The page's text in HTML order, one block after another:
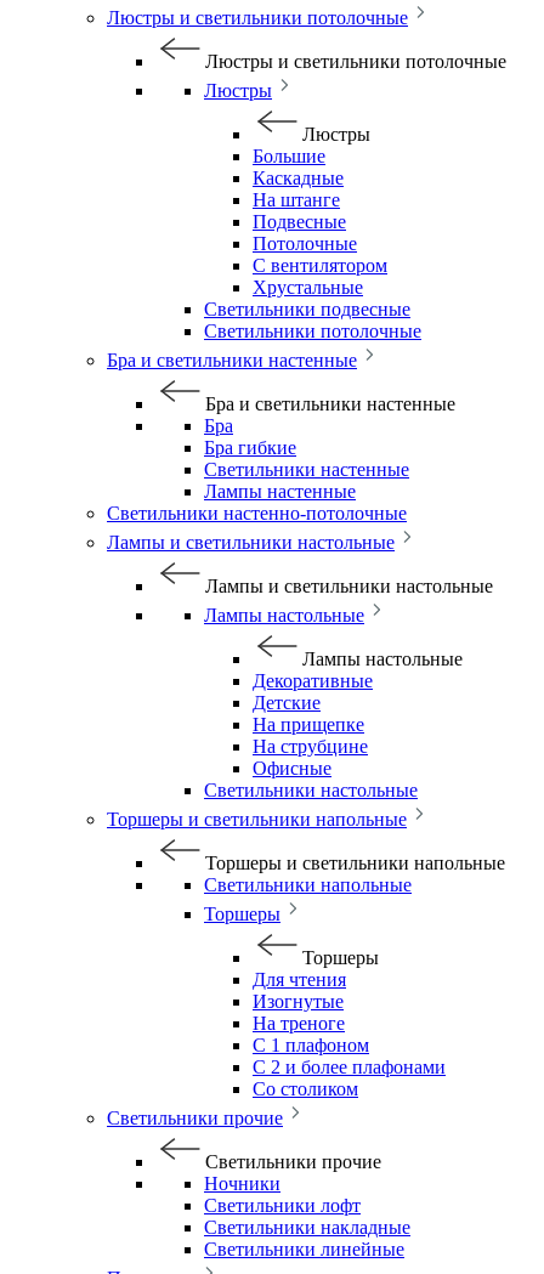
Люстры и светильники потолочные
Люстры и светильники потолочные
Люстры
Люстры
Большие
Каскадные
На штанге
Подвесные
Потолочные
С вентилятором
Хрустальные
Светильники подвесные
Светильники потолочные
Бра и светильники настенные
Бра и светильники настенные
Бра
Бра гибкие
Светильники настенные
Лампы настенные
Светильники настенно-потолочные
Лампы и светильники настольные
Лампы и светильники настольные
Лампы настольные
Лампы настольные
Декоративные
Детские
На прищепке
На струбцине
Офисные
Светильники настольные
Торшеры и светильники напольные
Торшеры и светильники напольные
Светильники напольные
Торшеры
Торшеры
Для чтения
Изогнутые
На треноге
С 1 плафоном
С 2 и более плафонами
Со столиком
Светильники прочие
Светильники прочие
Ночники
Светильники лофт
Светильники накладные
Светильники линейные